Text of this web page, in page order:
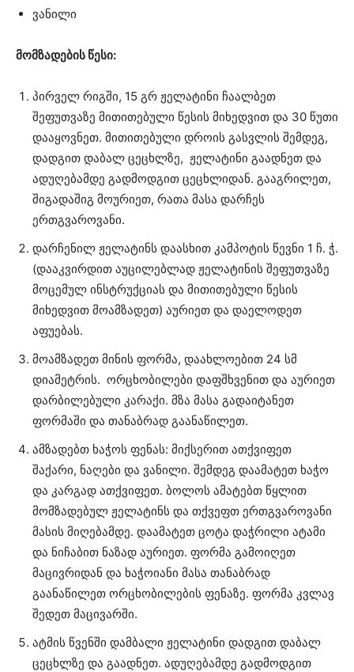
ვანილი
მომზადების წესი:
პირველ რიგში, 15 გრ ჟელატინი ჩაალბეთ
შეფუთვაზე მითითებული წესის მიხედვით და 30 წუთი
დააყოვნეთ. მითითებული დროის გასვლის შემდეგ,
დადგით დაბალ ცეცხლზე, ჟელატინი გაადნეთ და
ადუღებამდე გადმოდგით ცეცხლიდან. გააგრილეთ,
შიგადაშიგ მოურიეთ, რათა მასა დარჩეს
ერთგვაროვანი.
დარჩენილ ჟელატინს დაასხით კამპოტის წევნი 1 ჩ. ჭ.
(დააკვირდით აუცილებლად ჟელატინის შეფუთვაზე
მოცემულ ინსტრუქციას და მითითებული წესის
მიხედვით მოამზადეთ) აურიეთ და დაელოდეთ
აფუებას.
მოამზადეთ მინის ფორმა, დაახლოებით 24 სმ
დიამეტრის. ორცხობილები დაფშხვენით და აურიეთ
დარბილებული კარაქი. მზა მასა გადაიტანეთ
ფორმაში და თანაბრად გაანაწილეთ.
ამზადებთ ხაჭოს ფენას: მიქსერით ათქვიფეთ
შაქარი, ნაღები და ვანილი. შემდეგ დაამატეთ ხაჭო
და კარგად ათქვიფეთ. ბოლოს ამატებთ წყლით
მომზადებულ ჟელატინს და თქვეფთ ერთგვაროვანი
მასის მიღებამდე. დაამატეთ ცოტა დაჭრილი ატამი
და ნიჩაბით ნაზად აურიეთ. ფორმა გამოიღეთ
მაცივრიდან და ხაჭოიანი მასა თანაბრად
გაანაწილეთ ორცხობილების ფენაზე. ფორმა კვლავ
შედეთ მაცივარში.
ატმის წვენში დამბალი ჟელატინი დადგით დაბალ
ცეცხლზე და გაადნეთ. ადუღებამდე გადმოდგით